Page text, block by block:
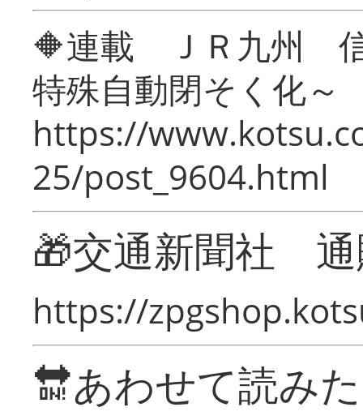
🔶連載 ＪＲ九州 信
特殊自動閉そく化～
https://
25/post_9604.html
🎁交通新聞社
https://
🔛あわせて読み